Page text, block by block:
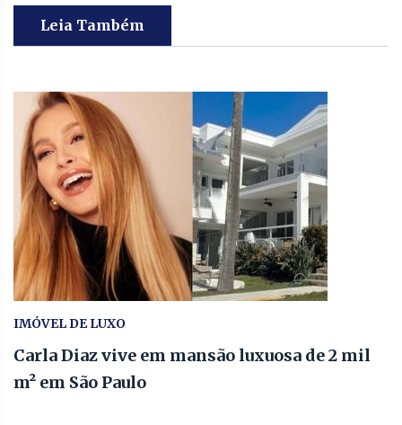
Leia Também
IMÓVEL DE LUXO
Carla Diaz vive em mansão luxuosa de 2 mil
m² em São Paulo